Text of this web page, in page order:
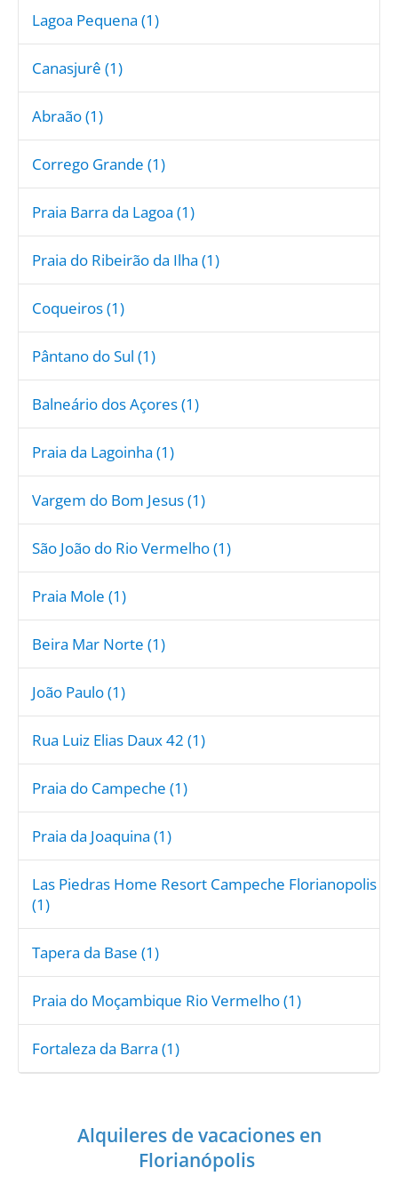
Lagoa Pequena (1)
Canasjurê (1)
Abraão (1)
Corrego Grande (1)
Praia Barra da Lagoa (1)
Praia do Ribeirão da Ilha (1)
Coqueiros (1)
Pântano do Sul (1)
Balneário dos Açores (1)
Praia da Lagoinha (1)
Vargem do Bom Jesus (1)
São João do Rio Vermelho (1)
Praia Mole (1)
Beira Mar Norte (1)
João Paulo (1)
Rua Luiz Elias Daux 42 (1)
Praia do Campeche (1)
Praia da Joaquina (1)
Las Piedras Home Resort Campeche Florianopolis
(1)
Tapera da Base (1)
Praia do Moçambique Rio Vermelho (1)
Fortaleza da Barra (1)
Alquileres de vacaciones en
Florianópolis